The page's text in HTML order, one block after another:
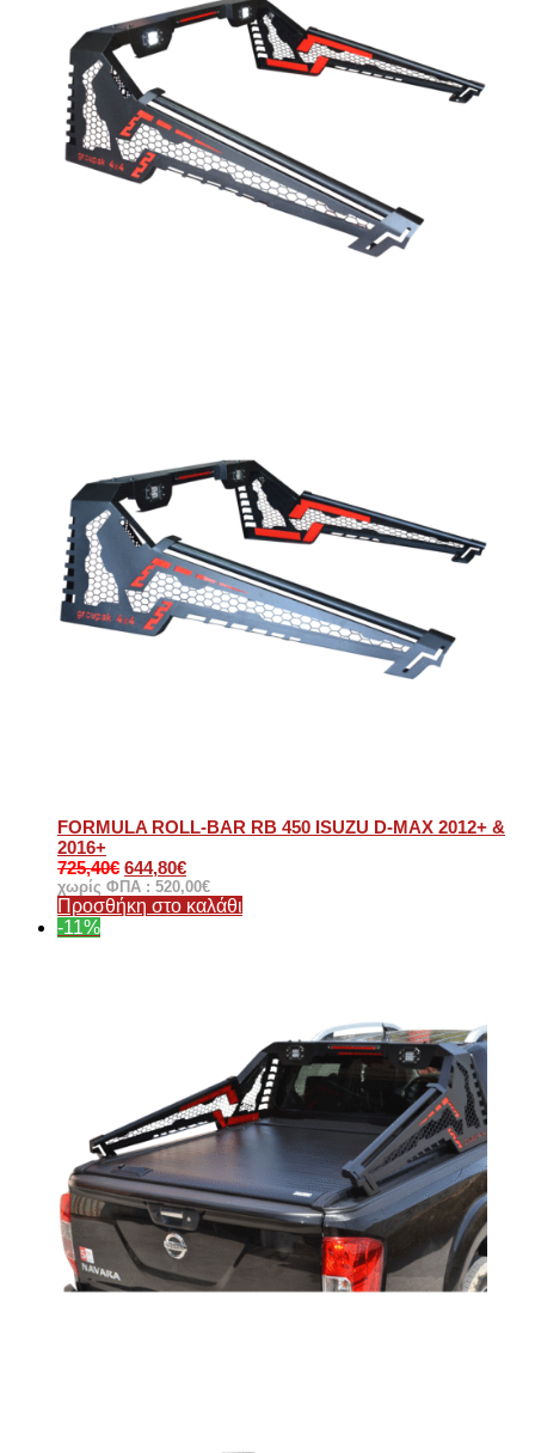
FORMULA ROLL-BAR RB 450 ISUZU D-MAX 2012+ &
2016+
725,40€ 644,80€
χωρίς ΦΠΑ : 520,00€
Προσθήκη στο καλάθι
-11%